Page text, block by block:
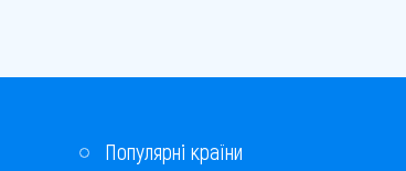
Популярні країни